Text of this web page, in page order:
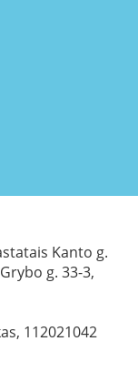
Kanto g.
g. 33-3,
112021042